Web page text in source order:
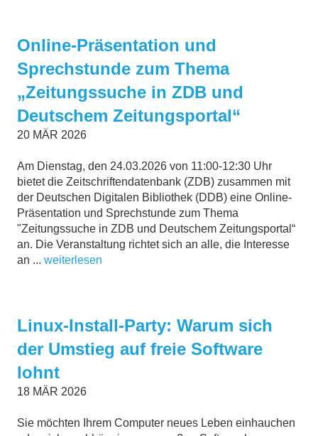
Online-Präsentation und
Sprechstunde zum Thema
„Zeitungssuche in ZDB und
Deutschem Zeitungsportal“
20 MÄR 2026
Am Dienstag, den 24.03.2026 von 11:00-12:30 Uhr
bietet die Zeitschriftendatenbank (ZDB) zusammen mit
der Deutschen Digitalen Bibliothek (DDB) eine Online-
Präsentation und Sprechstunde zum Thema
"Zeitungssuche in ZDB und Deutschem Zeitungsportal“
an. Die Veranstaltung richtet sich an alle, die Interesse
an ... weiterlesen
Linux-Install-Party: Warum sich
der Umstieg auf freie Software
lohnt
18 MÄR 2026
Sie möchten Ihrem Computer neues Leben einhauchen